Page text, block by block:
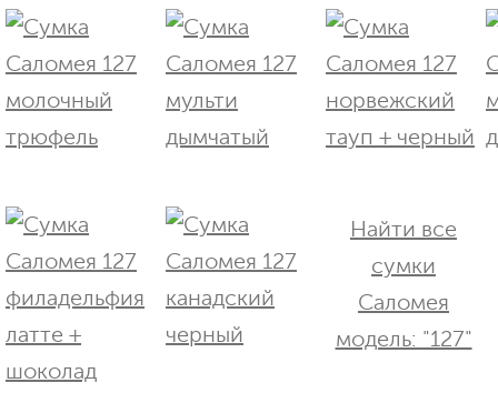
Найти все
сумки
Саломея
модель: "127"